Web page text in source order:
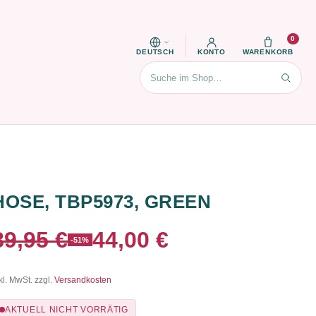
DEUTSCH KONTO WARENKORB
0
Suchen
TBP5973, GREEN
€ -51% 44,00 €
MwSt. zzgl. Versandkosten
AKTUELL NICHT VORRÄTIG